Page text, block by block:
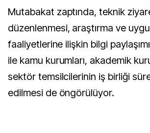
Mutabakat zaptında, teknik
düzenlenmesi, araştırma ve
faaliyetlerine ilişkin bilgi
ile kamu kurumları, akademik
sektör temsilcilerinin iş birliği
edilmesi de öngörülüyor.